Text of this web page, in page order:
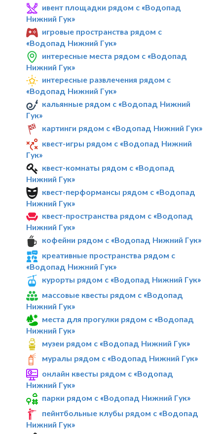
ивент площадки рядом с «Водопад
Нижний Гук»
игровые пространства рядом с
«Водопад Нижний Гук»
интересные места рядом с «Водопад
Нижний Гук»
интересные развлечения рядом с
«Водопад Нижний Гук»
кальянные рядом с «Водопад Нижний
Гук»
картинги рядом с «Водопад Нижний Гук»
квест-игры рядом с «Водопад Нижний
Гук»
квест-комнаты рядом с «Водопад
Нижний Гук»
квест-перформансы рядом с «Водопад
Нижний Гук»
квест-пространства рядом с «Водопад
Нижний Гук»
кофейни рядом с «Водопад Нижний Гук»
креативные пространства рядом с
«Водопад Нижний Гук»
курорты рядом с «Водопад Нижний Гук»
массовые квесты рядом с «Водопад
Нижний Гук»
места для прогулки рядом с «Водопад
Нижний Гук»
музеи рядом с «Водопад Нижний Гук»
муралы рядом с «Водопад Нижний Гук»
онлайн квесты рядом с «Водопад
Нижний Гук»
парки рядом с «Водопад Нижний Гук»
пейнтбольные клубы рядом с «Водопад
Нижний Гук»